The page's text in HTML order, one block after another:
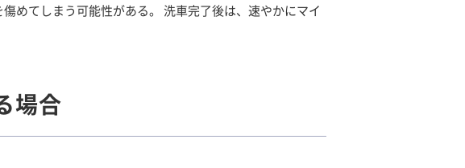
めてしまう可能性がある。 洗車完了後は、速やかにマイ
場合